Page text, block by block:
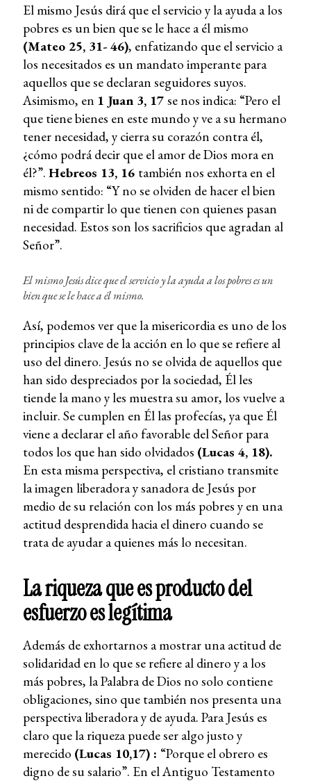
El mismo Jesús dirá que el servicio y la ayuda a los
pobres es un bien que se le hace a él mismo
(Mateo 25, 31- 46), enfatizando que el servicio a
los necesitados es un mandato imperante para
aquellos que se declaran seguidores suyos.
Asimismo, en 1 Juan 3, 17 se nos indica: “Pero el
que tiene bienes en este mundo y ve a su hermano
tener necesidad, y cierra su corazón contra él,
¿cómo podrá decir que el amor de Dios mora en
él?”. Hebreos 13, 16 también nos exhorta en el
mismo sentido: “Y no se olviden de hacer el bien
ni de compartir lo que tienen con quienes pasan
necesidad. Estos son los sacrificios que agradan al
Señor”.
El mismo Jesús dice que el servicio y la ayuda a los pobres es un
bien que se le hace a él mismo.
Así, podemos ver que la misericordia es uno de los
principios clave de la acción en lo que se refiere al
uso del dinero. Jesús no se olvida de aquellos que
han sido despreciados por la sociedad, Él les
tiende la mano y les muestra su amor, los vuelve a
incluir. Se cumplen en Él las profecías, ya que Él
viene a declarar el año favorable del Señor para
todos los que han sido olvidados (Lucas 4, 18).
En esta misma perspectiva, el cristiano transmite
la imagen liberadora y sanadora de Jesús por
medio de su relación con los más pobres y en una
actitud desprendida hacia el dinero cuando se
trata de ayudar a quienes más lo necesitan.
La riqueza que es producto del
esfuerzo es legítima
Además de exhortarnos a mostrar una actitud de
solidaridad en lo que se refiere al dinero y a los
más pobres, la Palabra de Dios no solo contiene
obligaciones, sino que también nos presenta una
perspectiva liberadora y de ayuda. Para Jesús es
claro que la riqueza puede ser algo justo y
merecido (Lucas 10,17) : “Porque el obrero es
digno de su salario”. En el Antiguo Testamento